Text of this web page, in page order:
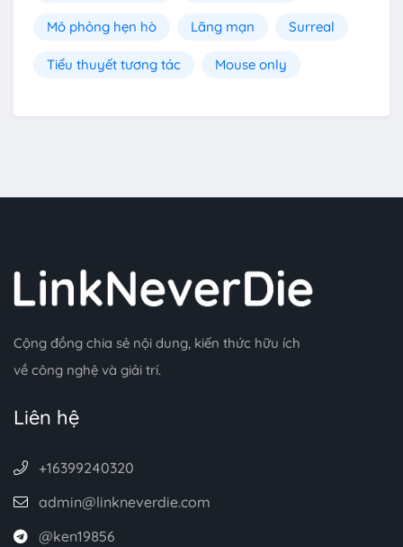
Mô phỏng hẹn hò Lãng mạn Surreal
Tiểu thuyết tương tác Mouse only
Cộng đồng chia sẻ nội dung, kiến thức hữu ích
về công nghệ và giải trí.
Liên hệ
+16399240320
admin@linkneverdie.com
@ken19856